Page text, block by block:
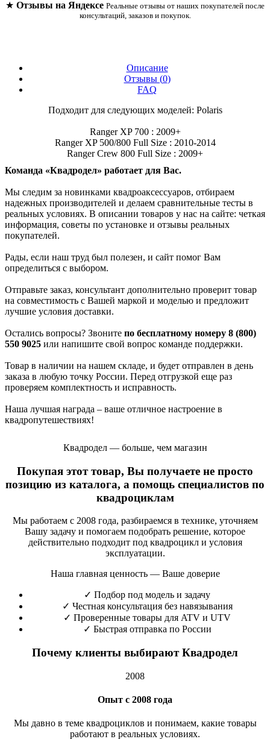
★ Отзывы на Яндексе Реальные отзывы от наших покупателей после
консультаций, заказов и покупок.
Описание
Отзывы (0)
FAQ
Подходит для следующих моделей: Polaris
Ranger XP 700 : 2009+
Ranger XP 500/800 Full Size : 2010-2014
Ranger Crew 800 Full Size : 2009+
Команда «Квадродел» работает для Вас.
Мы следим за новинками квадроаксессуаров, отбираем
надежных производителей и делаем сравнительные тесты в
реальных условиях. В описании товаров у нас на сайте: четкая
информация, советы по установке и отзывы реальных
покупателей.
Рады, если наш труд был полезен, и сайт помог Вам
определиться с выбором.
Отправьте заказ, консультант дополнительно проверит товар
на совместимость с Вашей маркой и моделью и предложит
лучшие условия доставки.
Остались вопросы? Звоните по бесплатному номеру 8 (800)
550 9025 или напишите свой вопрос команде поддержки.
Товар в наличии на нашем складе, и будет отправлен в день
заказа в любую точку России. Перед отгрузкой еще раз
проверяем комплектность и исправность.
Наша лучшая награда – ваше отличное настроение в
квадропутешествиях!
Квадродел — больше, чем магазин
Покупая этот товар, Вы получаете не просто
позицию из каталога, а помощь специалистов по
квадроциклам
Мы работаем с 2008 года, разбираемся в технике, уточняем
Вашу задачу и помогаем подобрать решение, которое
действительно подходит под квадроцикл и условия
эксплуатации.
Наша главная ценность — Ваше доверие
✓ Подбор под модель и задачу
✓ Честная консультация без навязывания
✓ Проверенные товары для ATV и UTV
✓ Быстрая отправка по России
Почему клиенты выбирают Квадродел
2008
Опыт с 2008 года
Мы давно в теме квадроциклов и понимаем, какие товары
работают в реальных условиях.